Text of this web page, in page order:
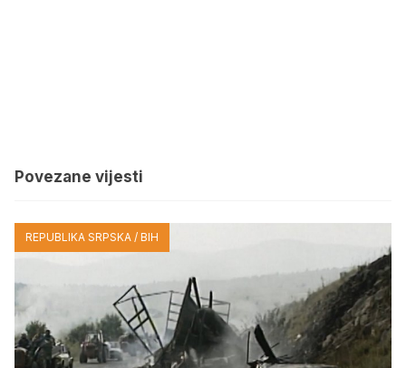
Povezane vijesti
REPUBLIKA SRPSKA / BIH